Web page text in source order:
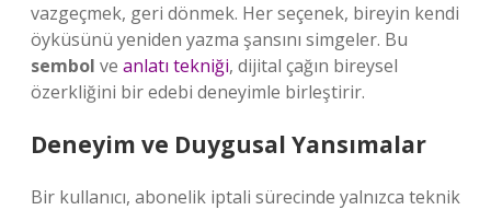
vazgeçmek, geri dönmek. Her seçenek, bireyin kendi
öyküsünü yeniden yazma şansını simgeler. Bu
sembol ve anlatı tekniği, dijital çağın bireysel
özerkliğini bir edebi deneyimle birleştirir.
Deneyim ve Duygusal Yansımalar
Bir kullanıcı, abonelik iptali sürecinde yalnızca teknik